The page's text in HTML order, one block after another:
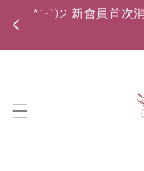
*ˊᵕˋ)੭ 新會員首次